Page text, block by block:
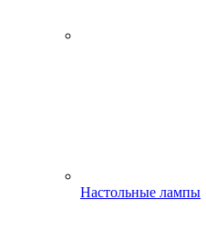
Настольные лампы